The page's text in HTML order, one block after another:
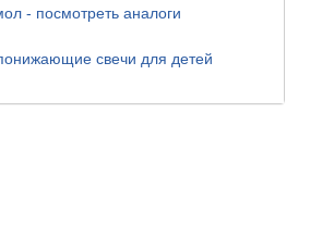
- посмотреть аналоги
свечи для детей